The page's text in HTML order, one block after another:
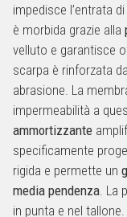
impedisce l’entrata
è morbida grazie alla
velluto e garantisce
scarpa è rinforzata
abrasione. La
impermeabilità a
ammortizzante
specificamente
rigida e permette un
media pendenza .
in punta e nel